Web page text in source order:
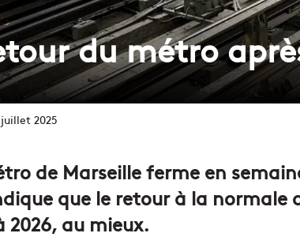
du métro
2025
de Marseille ferme en
que le retour à la normale
2026, au mieux.